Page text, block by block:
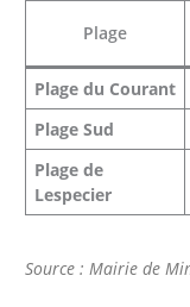
Plage
Plage du Courant
Plage Sud
Plage de
Lespecier
Source : Mairie de